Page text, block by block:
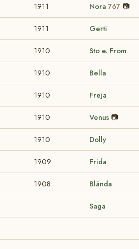
1911 Nora 767 📷
1911 Gerti
1910 Sto e. From
1910 Bella
1910 Freja
1910 Venus 📷
1910 Dolly
1909 Frida
1908 Blända
Saga